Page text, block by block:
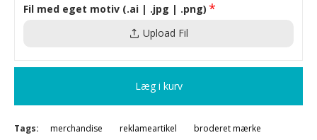
Fil med eget motiv (.ai | .jpg | .png)
Upload Fil
Læg i kurv
Tags: merchandise reklameartikel
broderet mærke